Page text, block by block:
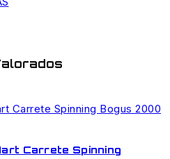
Carrete Spinning